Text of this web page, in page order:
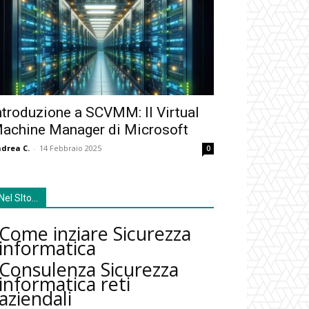
a SCVMM: Il Virtual
Manager di Microsoft
C. - 14 Febbraio 2025 0
Nel SIto…
Come inziare Sicurezza
informatica
Consulenza Sicurezza
informatica reti
aziendali